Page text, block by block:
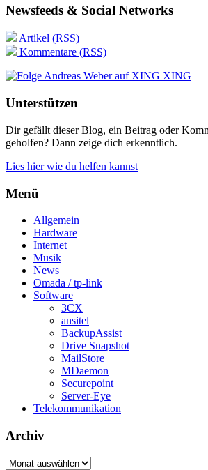
Newsfeeds & Social Networks
Artikel (RSS)
Kommentare (RSS)
XING
Unterstützen
Dir gefällt dieser Blog, ein Beitrag oder
geholfen? Dann zeige dich erkenntlich.
Lies hier wie du helfen kannst
Menü
Allgemein
Hardware
Internet
Musik
News
Omada / tp-link
Software
3CX
ansitel
BackupAssist
Drive Snapshot
MailStore
MDaemon
Securepoint
Server-Eye
Telekommunikation
Archiv
Archiv